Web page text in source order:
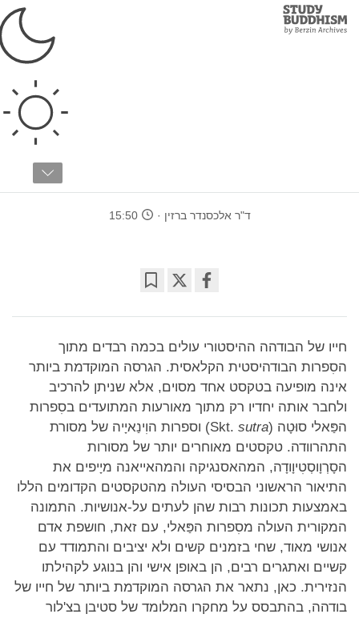
Study
Buddhism
בודהה והמאורעות
הפוליטיים של תקופתו
ד"ר אלכסנדר ברזין 15:50
on
facebook
חייו של הבודהה ההיסטורי עולים בכמה רבדים מתוך
הסִפרות הבודהיסטית הקלאסית. הגרסה המוקדמת ביותר
אינה מופיעה בטקסט אחד מסוים, אלא שניתן להרכיב
ולחבר אותה יחדיו רק מתוך מאורעות המתועדים בסִפרות
הפַּאלי סוּטָה (Skt.sutra
) וספרות הוִינַאיָיה של מסורת
התהרוודה. טקסטים מאוחרים יותר של מסורות
הסָרְוָוסְטִיוָודָה, המהאסנגיקה והמהאייאנה מיָיפים את
התיאור הראשוני הבסיסי העולה מהטקסטים הקדומים הללו
באמצעות תכונות רבות שהן לעתים על-אנושיות. התמונה
המקורית העולה מסִפרות הפַּאלי, עם זאת, חושפת אדם
אנושי מאוד, שחי בזמנים קשים ולא יציבים והתמודד עם
קשיים ואתגרים רבים, הן באופן אישי והן בנוגע לקהילתו
הנזירית. כאן, נתאר את הגרסה המוקדמת ביותר של חייו של
בודהה, בהתבסס על מחקרו המלומד של סטיבן בצ'לור